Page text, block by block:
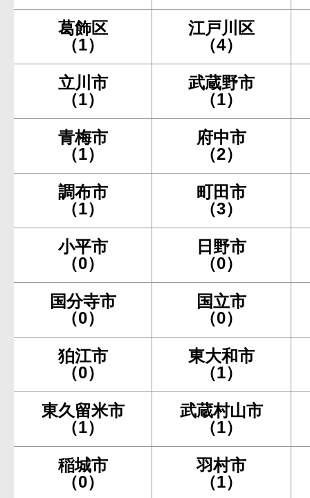
葛飾区
（1）
江戸川区
（4）
立川市
（1）
武蔵野市
（1）
青梅市
（1）
府中市
（2）
調布市
（1）
町田市
（3）
小平市
（0）
日野市
（0）
国分寺市
（0）
国立市
（0）
狛江市
（0）
東大和市
（1）
東久留米市
（1）
武蔵村山市
（1）
稲城市
（0）
羽村市
（1）